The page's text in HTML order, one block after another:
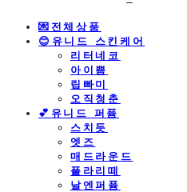
💌전체상품
😊유니드 스킨케어
리터네코
아이쁨
립빠미
오직청춘
💕유니드 퍼퓸
스치듯
엣즈
매드라운드
플라리떼
날엔퍼퓸